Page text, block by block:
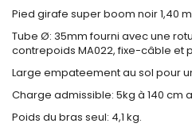
Pied girafe super boom noir 1,40
Tube Ø: 35mm fourni avec une
contrepoids MA022, fixe-câble et
Large empateement au sol pour
Charge admissible: 5kg à 140 cm
Poids du bras seul: 4,1 kg.